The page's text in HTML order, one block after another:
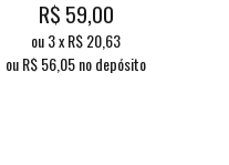
R$ 59,00
ou3xR$20,63
ou R$56,05no depósito